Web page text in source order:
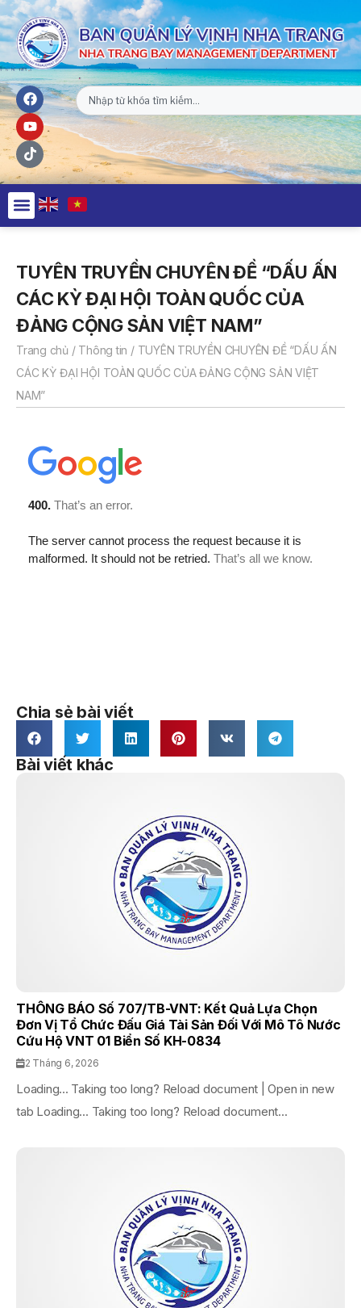
TUYÊN TRUYỀN CHUYÊN ĐỀ “DẤU ẤN
CÁC KỲ ĐẠI HỘI TOÀN QUỐC CỦA
ĐẢNG CỘNG SẢN VIỆT NAM”
Trang chủ / Thông tin / TUYÊN TRUYỀN CHUYÊN ĐỀ “DẤU ẤN
CÁC KỲ ĐẠI HỘI TOÀN QUỐC CỦA ĐẢNG CỘNG SẢN VIỆT
NAM”
Chia sẻ bài viết
Bài viết khác
THÔNG BÁO Số 707/TB-VNT: Kết Quả Lựa Chọn
Đơn Vị Tổ Chức Đấu Giá Tài Sản Đối Với Mô Tô Nước
Cứu Hộ VNT 01 Biển Số KH-0834
2 Tháng 6, 2026
Loading... Taking too long? Reload document | Open in new
tab Loading... Taking too long? Reload document...